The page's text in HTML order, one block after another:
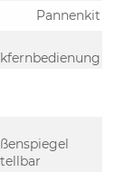
Pannenkit